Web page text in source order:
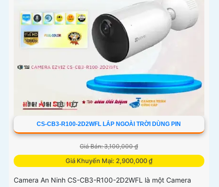
CS-CB3-R100-2D2WFL LẮP NGOÀI TRỜI DÙNG PIN
Giá Bán: 3,100,000 ₫
Giá Khuyến Mại: 2,900,000 ₫
Camera An Ninh CS-CB3-R100-2D2WFL là một Camera